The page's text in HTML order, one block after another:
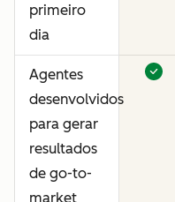
primeiro
dia
Agentes
desenvolvidos
para gerar
resultados
de go-to-
market